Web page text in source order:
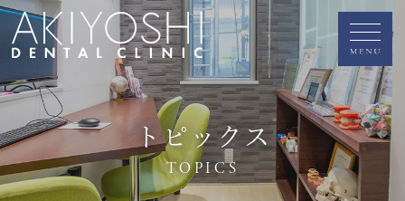
トピックス
TOPICS